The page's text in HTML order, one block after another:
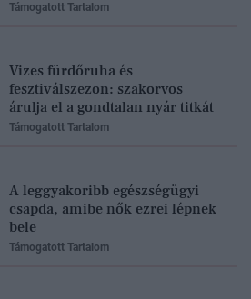
Támogatott Tartalom
Vizes fürdőruha és
fesztiválszezon: szakorvos
árulja el a gondtalan nyár titkát
Támogatott Tartalom
A leggyakoribb egészségügyi
csapda, amibe nők ezrei lépnek
bele
Támogatott Tartalom